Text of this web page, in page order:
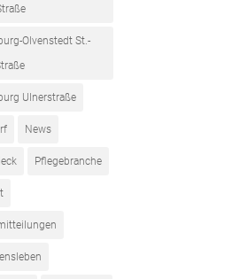
Olvenstedt St.-
Ulnerstraße
News
Pflegebranche